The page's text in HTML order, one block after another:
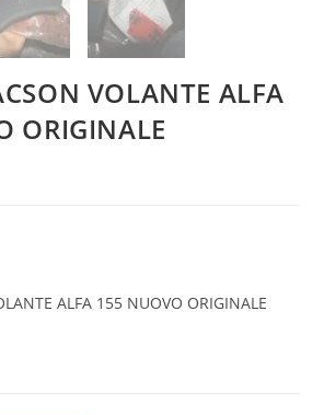
VOLANTE ALFA
ORIGINALE
ALFA 155 NUOVO ORIGINALE